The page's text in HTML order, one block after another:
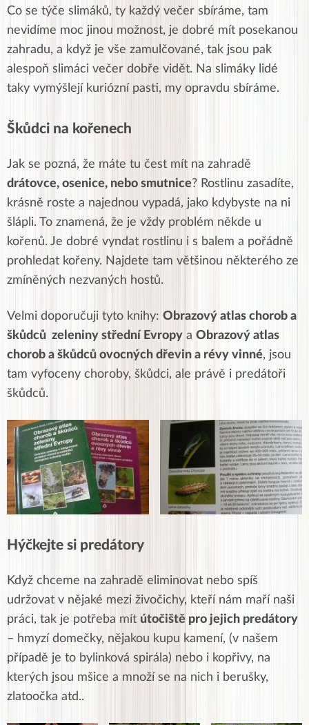
Co se týče slimáků, ty každý večer sbíráme, tam
nevidíme moc jinou možnost, je dobré mít posekanou
zahradu, a když je vše zamulčované, tak jsou pak
alespoň slimáci večer dobře vidět. Na slimáky lidé
taky vymýšlejí kuriózní pasti, my opravdu sbíráme.
Škůdci na kořenech
Jak se pozná, že máte tu čest mít na zahradě
drátovce, osenice, nebo smutnice? Rostlinu zasadíte,
krásně roste a najednou vypadá, jako kdybyste na ni
šlápli. To znamená, že je vždy problém někde u
kořenů. Je dobré vyndat rostlinu i s balem a pořádně
prohledat kořeny. Najdete tam většinou některého ze
zmíněných nezvaných hostů.
Velmi doporučuji tyto knihy: Obrazový atlas chorob a
škůdců zeleniny střední Evropy a Obrazový atlas
chorob a škůdců ovocných dřevin a révy vinné, jsou
tam vyfoceny choroby, škůdci, ale právě i predátoři
škůdců.
Hýčkejte si predátory
Když chceme na zahradě eliminovat nebo spíš
udržovat v nějaké mezi živočichy, kteří nám maří naši
práci, tak je potřeba mít útočiště pro jejich predátory
– hmyzí domečky, nějakou kupu kamení, (v našem
případě je to bylinková spirála) nebo i kopřivy, na
kterých jsou mšice a množí se na nich i berušky,
zlatoočka atd..